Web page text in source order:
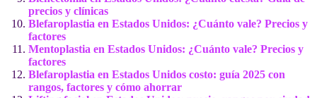
precios y clínicas
Blefaroplastia en Estados Unidos: ¿Cuánto vale? Precios y
factores
Mentoplastia en Estados Unidos: ¿Cuánto vale? Precios y
factores
Blefaroplastia en Estados Unidos costo: guía 2025 con
rangos, factores y cómo ahorrar